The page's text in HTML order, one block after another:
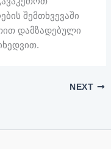
შემთხვევაში
დამზადებული
NEXT